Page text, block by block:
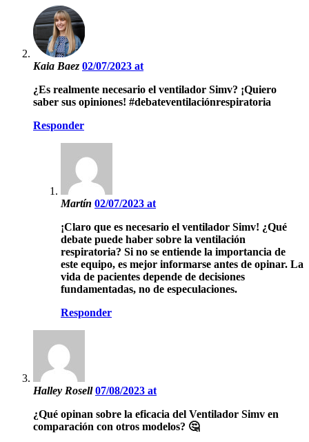
Kaia Baez 02/07/2023 at
¿Es realmente necesario el ventilador Simv? ¡Quiero
saber sus opiniones! #debateventilaciónrespiratoria
Responder
Martín 02/07/2023 at
¡Claro que es necesario el ventilador Simv! ¿Qué
debate puede haber sobre la ventilación
respiratoria? Si no se entiende la importancia de
este equipo, es mejor informarse antes de opinar. La
vida de pacientes depende de decisiones
fundamentadas, no de especulaciones.
Responder
Halley Rosell07/08/2023 at
¿Qué opinan sobre la eficacia del Ventilador Simv en
comparación con otros modelos? 🤔